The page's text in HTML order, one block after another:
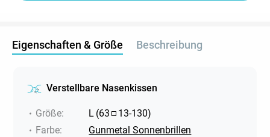
Eigenschaften & Größe Beschreibung
Verstellbare Nasenkissen
Größe: L (63 13-130)
Farbe:
Gunmetal Sonnenbrillen